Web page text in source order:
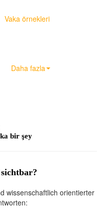
Vaka örnekleri
Daha fazla
bir şey
wissenschaftlich orientierter